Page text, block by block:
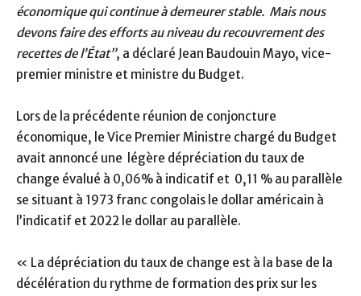
économique qui continue à demeurer stable. Mais nous
devons faire des efforts au niveau du recouvrement des
recettes de l’État”, a déclaré Jean Baudouin Mayo, vice-
premier ministre et ministre du Budget.
Lors de la précédente réunion de conjoncture
économique, le Vice Premier Ministre chargé du Budget
avait annoncé une légère dépréciation du taux de
change évalué à 0,06% à indicatif et 0,11 % au parallèle
se situant à 1973 franc congolais le dollar américain à
l’indicatif et 2022 le dollar au parallèle.
« La dépréciation du taux de change est à la base de la
décélération du rythme de formation des prix sur les